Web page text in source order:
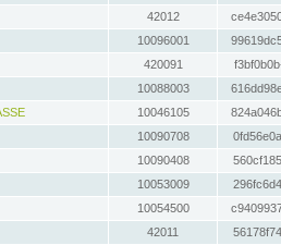
42012
10096001
420091
10088003
10046105
10090708
10090408
10053009
10054500
42011